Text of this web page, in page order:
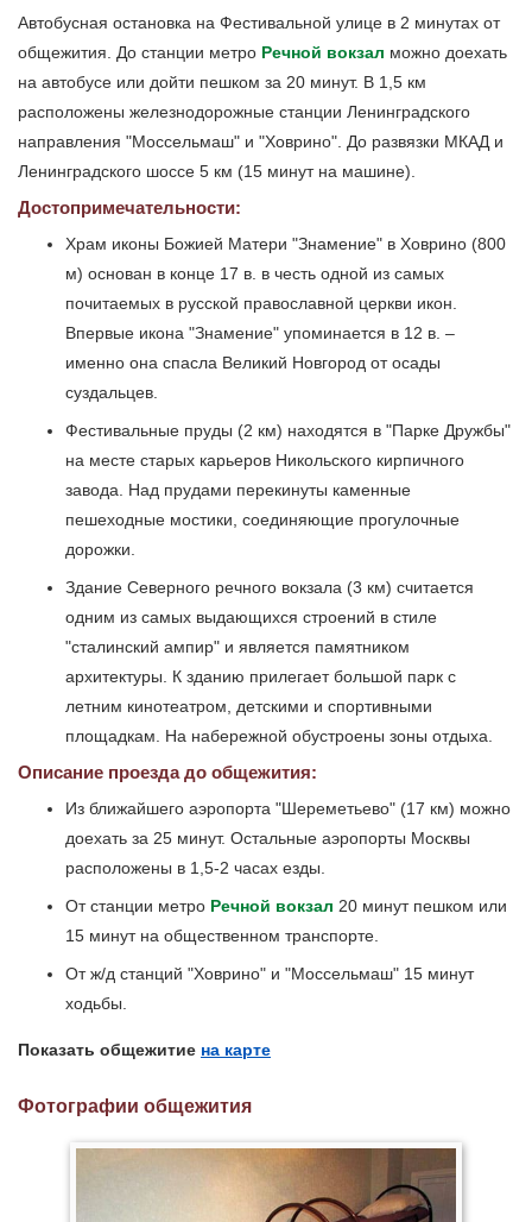
Автобусная остановка на Фестивальной улице в 2 минутах от
общежития. До станции метро Речной вокзал можно доехать
на автобусе или дойти пешком за 20 минут. В 1,5 км
расположены железнодорожные станции Ленинградского
направления "Моссельмаш" и "Ховрино". До развязки МКАД и
Ленинградского шоссе 5 км (15 минут на машине).
Достопримечательности:
Храм иконы Божией Матери "Знамение" в Ховрино (800
м) основан в конце 17 в. в честь одной из самых
почитаемых в русской православной церкви икон.
Впервые икона "Знамение" упоминается в 12 в. –
именно она спасла Великий Новгород от осады
суздальцев.
Фестивальные пруды (2 км) находятся в "Парке Дружбы"
на месте старых карьеров Никольского кирпичного
завода. Над прудами перекинуты каменные
пешеходные мостики, соединяющие прогулочные
дорожки.
Здание Северного речного вокзала (3 км) считается
одним из самых выдающихся строений в стиле
"сталинский ампир" и является памятником
архитектуры. К зданию прилегает большой парк с
летним кинотеатром, детскими и спортивными
площадкам. На набережной обустроены зоны отдыха.
Описание проезда до общежития:
Из ближайшего аэропорта "Шереметьево" (17 км) можно
доехать за 25 минут. Остальные аэропорты Москвы
расположены в 1,5-2 часах езды.
От станции метро Речной вокзал 20 минут пешком или
15 минут на общественном транспорте.
От ж/д станций "Ховрино" и "Моссельмаш" 15 минут
ходьбы.
Показать общежитие на карте
Фотографии общежития